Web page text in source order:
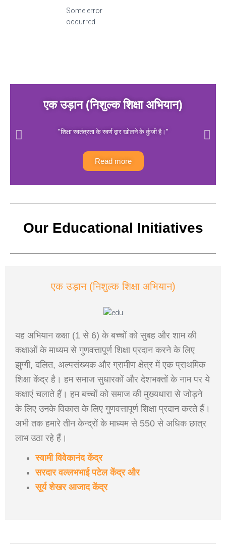
Some error
occurred
एक उड़ान (निशुल्क शिक्षा अभियान)
"शिक्षा स्वतंत्रता के स्वर्ण द्वार खोलने के कुंजी है।"
Read more
Our Educational Initiatives
एक उड़ान (निशुल्क शिक्षा अभियान)
यह अभियान कक्षा (1 से 6) के बच्चों को सुबह और शाम की
कक्षाओं के माध्यम से गुणवत्तापूर्ण शिक्षा प्रदान करने के लिए
झुग्गी, दलित, अल्पसंख्यक और ग्रामीण क्षेत्र में एक प्राथमिक
शिक्षा केंद्र है। हम समाज सुधारकों और देशभक्तों के नाम पर ये
कक्षाएं चलाते हैं। हम बच्चों को समाज की मुख्यधारा से जोड़ने
के लिए उनके विकास के लिए गुणवत्तापूर्ण शिक्षा प्रदान करते हैं।
अभी तक हमारे तीन केन्द्रों के माध्यम से 550 से अधिक छात्र
लाभ उठा रहे हैं।
स्वामी विवेकानंद केंद्र
सरदार वल्लभभाई पटेल केंद्र और
सूर्य शेखर आजाद केंद्र